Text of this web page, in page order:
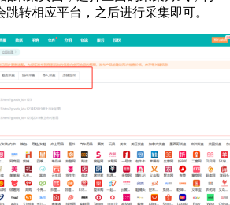
跳转相应平台，之后进行采集即可。